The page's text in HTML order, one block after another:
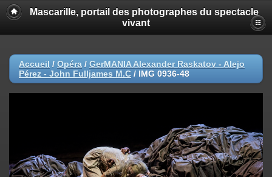
Mascarille, portail des photographes du spectacle
vivant
Accueil / Opéra / GerMANIA Alexander Raskatov - Alejo
Pérez - John Fulljames M.C / IMG 0936-48